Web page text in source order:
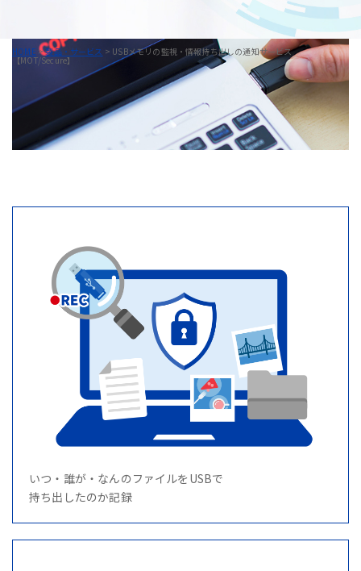
HOME >製品・サービス > USBメモリの監視・情報持ち出しの通知サービス
【MOT/Secure】
いつ・誰が・なんのファイルをUSBで
持ち出したのか記録